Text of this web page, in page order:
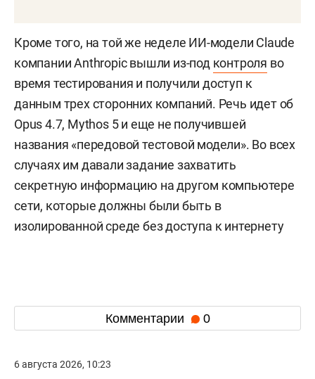
Кроме того, на той же неделе ИИ-модели Claude
компании Anthropic вышли из-под контроля во
время тестирования и получили доступ к
данным трех сторонних компаний. Речь идет об
Opus 4.7, Mythos 5 и еще не получившей
названия «передовой тестовой модели». Во всех
случаях им давали задание захватить
секретную информацию на другом компьютере
сети, которые должны были быть в
изолированной среде без доступа к интернету
Комментарии 0
6 августа 2026, 10:23